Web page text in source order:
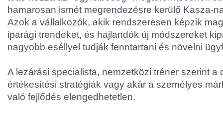
hamarosan ismét megrendezésre kerülő Kasza-
Azok a vállalkozók, akik rendszeresen képzik
iparági trendeket, és hajlandók új módszereket
nagyobb eséllyel tudják fenntartani és növelni
A lezárási specialista, nemzetközi tréner szerint a
értékesítési stratégiák vagy akár a személyes
való fejlődés elengedhetetlen.